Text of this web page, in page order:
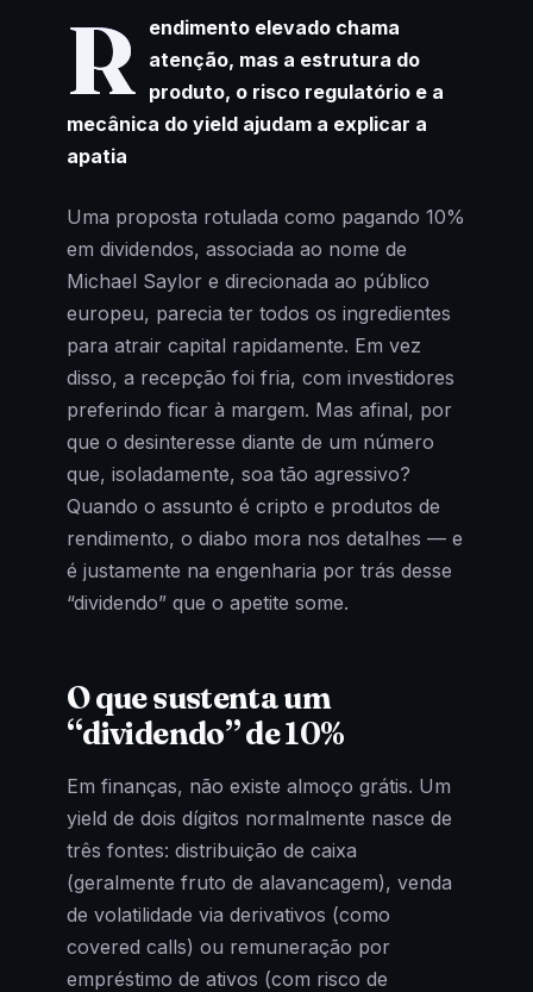
R endimento elevado chama
atenção, mas a estrutura do
produto, o risco regulatório e a
mecânica do yield ajudam a explicar a
apatia
Uma proposta rotulada como pagando 10%
em dividendos, associada ao nome de
Michael Saylor e direcionada ao público
europeu, parecia ter todos os ingredientes
para atrair capital rapidamente. Em vez
disso, a recepção foi fria, com investidores
preferindo ficar à margem. Mas afinal, por
que o desinteresse diante de um número
que, isoladamente, soa tão agressivo?
Quando o assunto é cripto e produtos de
rendimento, o diabo mora nos detalhes — e
é justamente na engenharia por trás desse
“dividendo” que o apetite some.
O que sustenta um
“dividendo” de 10%
Em finanças, não existe almoço grátis. Um
yield de dois dígitos normalmente nasce de
três fontes: distribuição de caixa
(geralmente fruto de alavancagem), venda
de volatilidade via derivativos (como
covered calls) ou remuneração por
empréstimo de ativos (com risco de